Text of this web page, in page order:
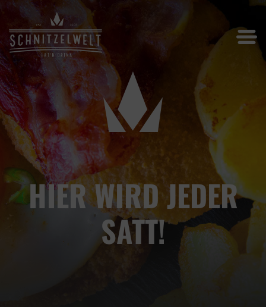
HIER WIRD JEDER
SATT!